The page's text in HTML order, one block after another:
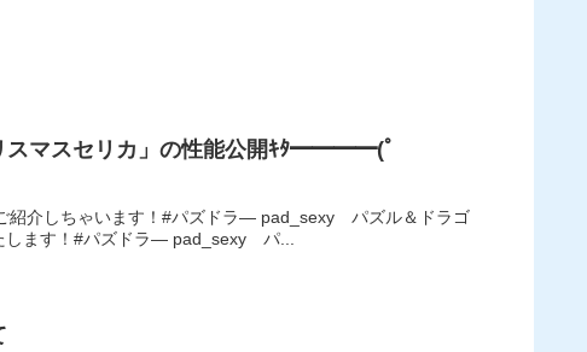
スマスセリカ」の性能公開ｷﾀ━━━━(ﾟ
紹介しちゃいます！#パズドラ— pad_sexy パズル＆ドラゴ
します！#パズドラ— pad_sexy パ...